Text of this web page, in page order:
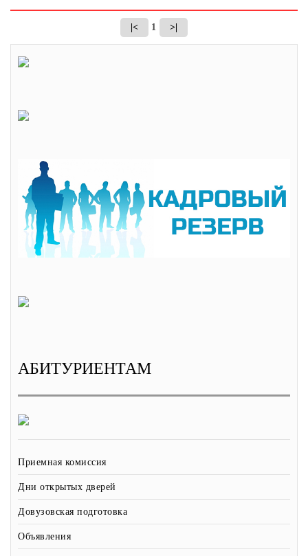
|< 1 >|
АБИТУРИЕНТАМ
Приемная комиссия
Дни открытых дверей
Довузовская подготовка
Объявления